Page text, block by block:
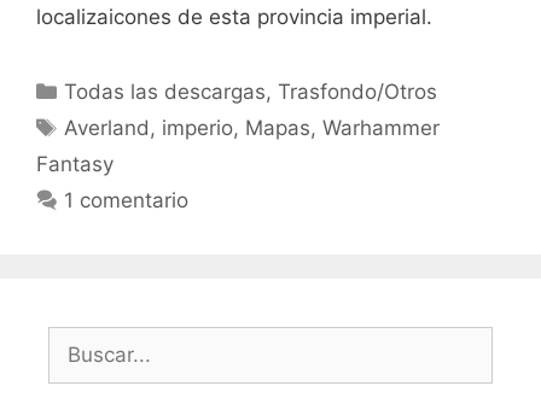
localizaicones de esta provincia imperial.
Categorías
Todas las descargas,Trasfondo/Otros
Etiquetas
Averland , imperio, Mapas,Warhammer
Fantasy
1 comentario